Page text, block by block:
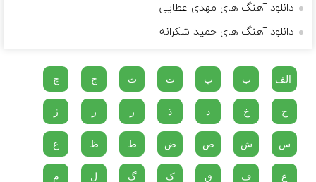
دانلود آهنگ های مهدی عطایی
دانلود آهنگ های حمید شکرانه
الف ب پ ت ث ج چ
ح خ د ذ ر ز ژ
س ش ص ض ط ظ ع
غ ف ق ک گ ل م